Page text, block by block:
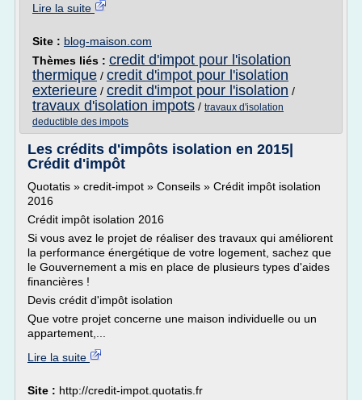
Lire la suite
Site : blog-maison.com
Thèmes liés : credit d'impot pour l'isolation
thermique / credit d'impot pour l'isolation
exterieure / credit d'impot pour l'isolation /
travaux d'isolation impots / travaux d'isolation
deductible des impots
Les crédits d'impôts isolation en 2015|
Crédit d'impôt
Quotatis » credit-impot » Conseils » Crédit impôt isolation
2016
Crédit impôt isolation 2016
Si vous avez le projet de réaliser des travaux qui améliorent
la performance énergétique de votre logement, sachez que
le Gouvernement a mis en place de plusieurs types d'aides
financières !
Devis crédit d'impôt isolation
Que votre projet concerne une maison individuelle ou un
appartement,...
Lire la suite
Site : http://credit-impot.quotatis.fr